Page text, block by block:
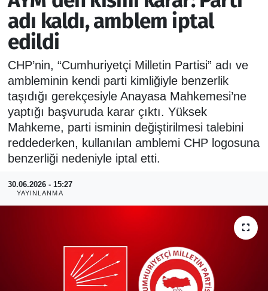
adı kaldı, amblem iptal
edildi
CHP’nin, “Cumhuriyetçi Milletin Partisi” adı ve
ambleminin kendi parti kimliğiyle benzerlik
taşıdığı gerekçesiyle Anayasa Mahkemesi’ne
yaptığı başvuruda karar çıktı. Yüksek
Mahkeme, parti isminin değiştirilmesi talebini
reddederken, kullanılan amblemi CHP logosuna
benzerliği nedeniyle iptal etti.
30.06.2026 - 15:27
YAYINLANMA
EKONOMİ
SİYASET
SPOR
ASAYİŞ
RESMİ REKLAM
Puan Durumu ve Fikstür
Tüm Manşetler
Son Dakika Haberleri
Haber Arşivi